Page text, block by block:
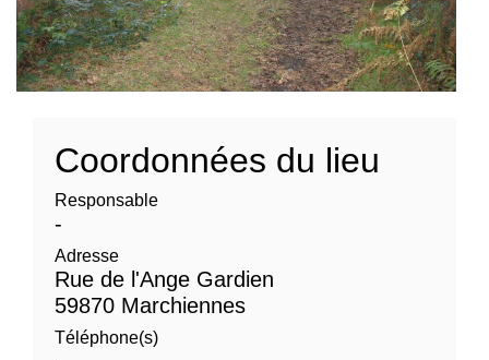
Coordonnées du lieu
Responsable
-
Adresse
Rue de l'Ange Gardien
59870 Marchiennes
Téléphone(s)